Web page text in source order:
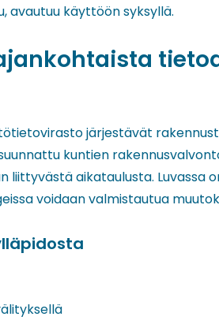
avautuu käyttöön syksyllä.
järjestävät
kuntien
liittyvästä aikataulusta. Luvassa
voidaan valmistautua